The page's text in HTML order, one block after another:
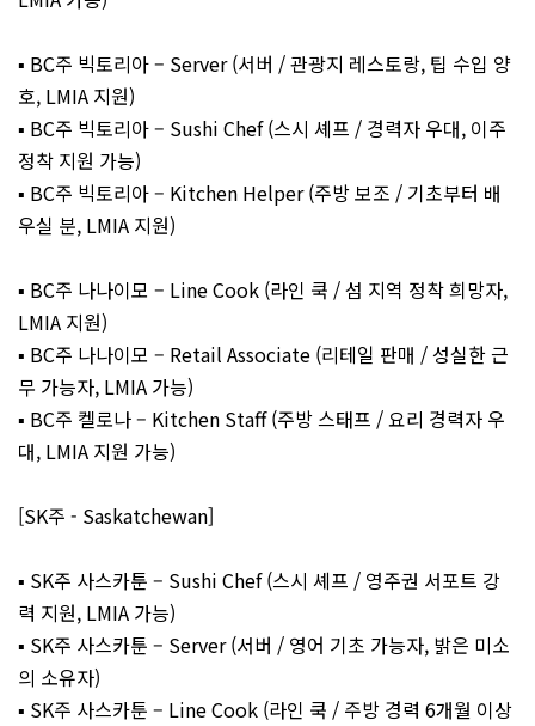
▪️ BC주 빅토리아 – Server (서버 / 관광지 레스토랑, 팁 수입 양
호, LMIA 지원)
▪️ BC주 빅토리아 – Sushi Chef (스시 셰프 / 경력자 우대, 이주
정착 지원 가능)
▪️ BC주 빅토리아 – Kitchen Helper (주방 보조 / 기초부터 배
우실 분, LMIA 지원)
▪️ BC주 나나이모 – Line Cook (라인 쿡 / 섬 지역 정착 희망자,
LMIA 지원)
▪️ BC주 나나이모 – Retail Associate (리테일 판매 / 성실한 근
무 가능자, LMIA 가능)
▪️ BC주 켈로나 – Kitchen Staff (주방 스태프 / 요리 경력자 우
대, LMIA 지원 가능)
[SK주 - Saskatchewan]
▪️ SK주 사스카툰 – Sushi Chef (스시 셰프 / 영주권 서포트 강
력 지원, LMIA 가능)
▪️ SK주 사스카툰 – Server (서버 / 영어 기초 가능자, 밝은 미소
의 소유자)
▪️ SK주 사스카툰 – Line Cook (라인 쿡 / 주방 경력 6개월 이상